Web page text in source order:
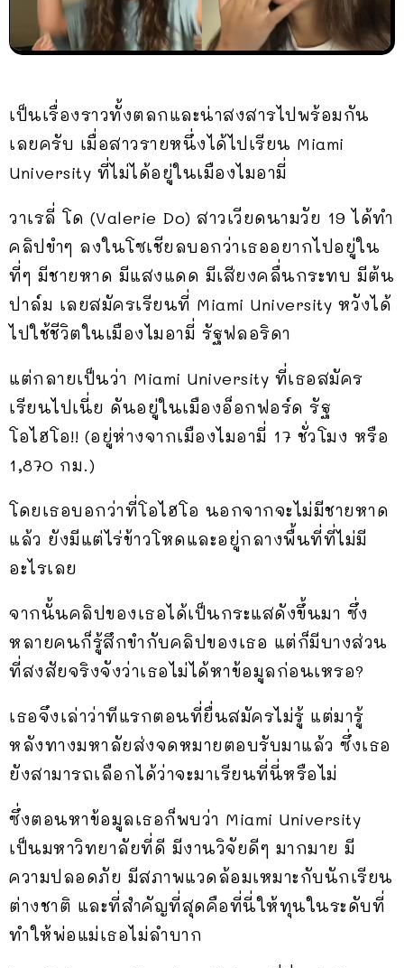
เป็นเรื่องราวทั้งตลกและน่าสงสารไปพร้อมกัน
เลยครับ เมื่อสาวรายหนึ่งได้ไปเรียน Miami
University ที่ไม่ได้อยู่ในเมืองไมอามี่
วาเรลี่ โด (Valerie Do) สาวเวียดนามวัย 19 ได้ทำ
คลิปขำๆ ลงในโซเชียลบอกว่าเธออยากไปอยู่ใน
ที่ๆ มีชายหาด มีแสงแดด มีเสียงคลื่นกระทบ มีต้น
ปาล์ม เลยสมัครเรียนที่ Miami University หวังได้
ไปใช้ชีวิตในเมืองไมอามี่ รัฐฟลอริดา
แต่กลายเป็นว่า Miami University ที่เธอสมัคร
เรียนไปเนี่ย ดันอยู่ในเมืองอ็อกฟอร์ด รัฐ
โอไฮโอ!! (อยู่ห่างจากเมืองไมอามี่ 17 ชั่วโมง หรือ
1,870 กม.)
โดยเธอบอกว่าที่โอไฮโอ นอกจากจะไม่มีชายหาด
แล้ว ยังมีแต่ไร่ข้าวโหดและอยู่กลางพื้นที่ที่ไม่มี
อะไรเลย
จากนั้นคลิปของเธอได้เป็นกระแสดังขึ้นมา ซึ่ง
หลายคนก็รู้สึกขำกับคลิปของเธอ แต่ก็มีบางส่วน
ที่สงสัยจริงจังว่าเธอไม่ได้หาข้อมูลก่อนเหรอ?
เธอจึงเล่าว่าทีแรกตอนที่ยื่นสมัครไม่รู้ แต่มารู้
หลังทางมหาลัยส่งจดหมายตอบรับมาแล้ว ซึ่งเธอ
ยังสามารถเลือกได้ว่าจะมาเรียนที่นี่หรือไม่
ซึ่งตอนหาข้อมูลเธอก็พบว่า Miami University
เป็นมหาวิทยาลัยที่ดี มีงานวิจัยดีๆ มากมาย มี
ความปลอดภัย มีสภาพแวดล้อมเหมาะกับนักเรียน
ต่างชาติ และที่สำคัญที่สุดคือที่นี่ให้ทุนในระดับที่
ทำให้พ่อแม่เธอไม่ลำบาก